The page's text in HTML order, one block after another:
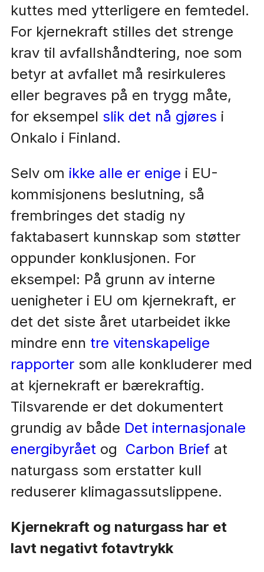
kuttes med ytterligere en femtedel.
For kjernekraft stilles det strenge
krav til avfallshåndtering, noe som
betyr at avfallet må resirkuleres
eller begraves på en trygg måte,
for eksempel slik det nå gjøres i
Onkalo i Finland.
Selv om ikke alle er enige i EU-
kommisjonens beslutning, så
frembringes det stadig ny
faktabasert kunnskap som støtter
oppunder konklusjonen. For
eksempel: På grunn av interne
uenigheter i EU om kjernekraft, er
det det siste året utarbeidet ikke
mindre enn tre vitenskapelige
rapportersom alle konkluderer med
at kjernekraft er bærekraftig.
Tilsvarende er det dokumentert
grundig av både Det internasjonale
energibyrået og Carbon Briefat
naturgass som erstatter kull
reduserer klimagassutslippene.
Kjernekraft og naturgass har et
lavt negativt fotavtrykk